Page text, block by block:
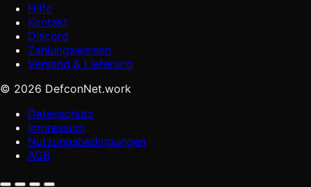
Hilfe
Kontakt
Discord
Zahlungsweisen
Versand & Lieferung
© 2026 DefconNet.work
Datenschutz
Impressum
Nutzungsbedingungen
AGB